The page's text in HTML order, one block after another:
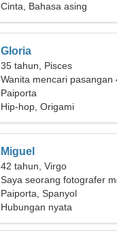
Cinta, Bahasa asing
Gloria
35 tahun, Pisces
Wanita mencari pasangan
Paiporta
Hip-hop, Origami
Miguel
42 tahun, Virgo
Saya seorang fotografer
yang menarik
Paiporta, Spanyol
Hubungan nyata